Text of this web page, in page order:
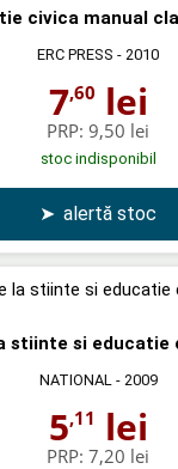
civica manual
ERC PRESS - 2010
7,60 lei
PRP: 9,50 lei
stoc indisponibil
➤ alertă stoc
stiinte si educatie
NATIONAL- 2009
5,11 lei
PRP: 7,20 lei